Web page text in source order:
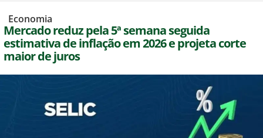
Economia
Mercado reduz pela 5ª semana seguida
estimativa de inflação em 2026 e projeta corte
maior de juros